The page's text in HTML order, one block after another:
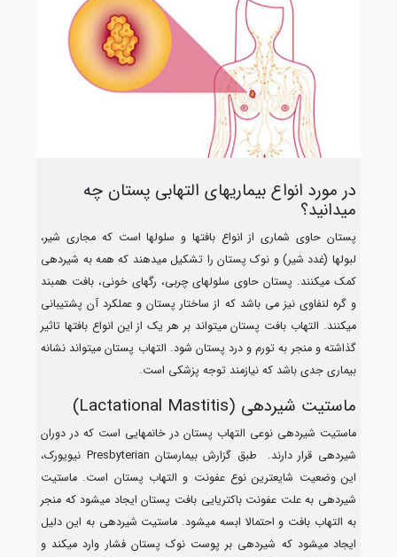
در مورد انواع بیماریهای التهابی پستان چه
میدانید؟
پستان حاوی شماری از انواع بافتها و سلولها است که مجاری شیر،
لبولها (غدد شیر) و نوک پستان را تشکیل میدهند که همه به شیردهی
کمک میکنند. پستان حاوی سلولهای چربی، رگهای خونی، بافت همبند
و گره لنفاوی نیز می باشد که از ساختار پستان و عملکرد آن پشتیبانی
میکنند. التهاب بافت پستان میتواند بر هر یک از این انواع بافتها تاثیر
گذاشته و منجر به تورم و درد پستان شود. التهاب پستان میتواند نشانه
بیماری جدی باشد که نیازمند توجه پزشکی است.
ماستیت شیردهی (Lactational Mastitis)
ماستیت شیردهی نوعی التهاب پستان در خانمهایی است که در دوران
شیردهی قرار دارند. طبق گزارش بیمارستان Presbyterian نیویورک،
این وضعیت شایعترین نوع عفونت و التهاب پستان است. ماستیت
شیردهی به علت عفونت باکتریایی بافت پستان ایجاد میشود که منجر
به التهاب بافت و احتمالا ابسه میشود. ماستیت شیردهی به این دلیل
ایجاد میشود که شیردهی بر پوست نوک پستان فشار وارد میکند و